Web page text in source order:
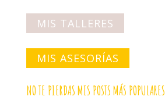
MIS TALLERES
MIS ASESORÍAS
NO TE PIERDAS MIS POSTS MÁS POPULARES